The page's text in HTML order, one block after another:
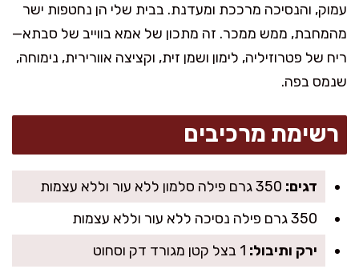
עמוק, והנסיכה מרככת ומעדנת. בבית שלי הן נחטפות ישר
מהמחבת, ממש ממכר. זה מתכון של אמא בווייב של סבתא—
ריח של פטרוזיליה, לימון ושמן זית, וקציצה אוורירית, נימוחה,
שנמס בפה.
רשימת מרכיבים
דגים:
350 גרם פילה נסיכה ללא עור וללא עצמות
ירק ותיבול: